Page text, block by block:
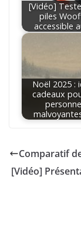
[Vidéo]
piles
accessible
Noël 2025 :
cadeaux
Comparatif
[Vidéo]